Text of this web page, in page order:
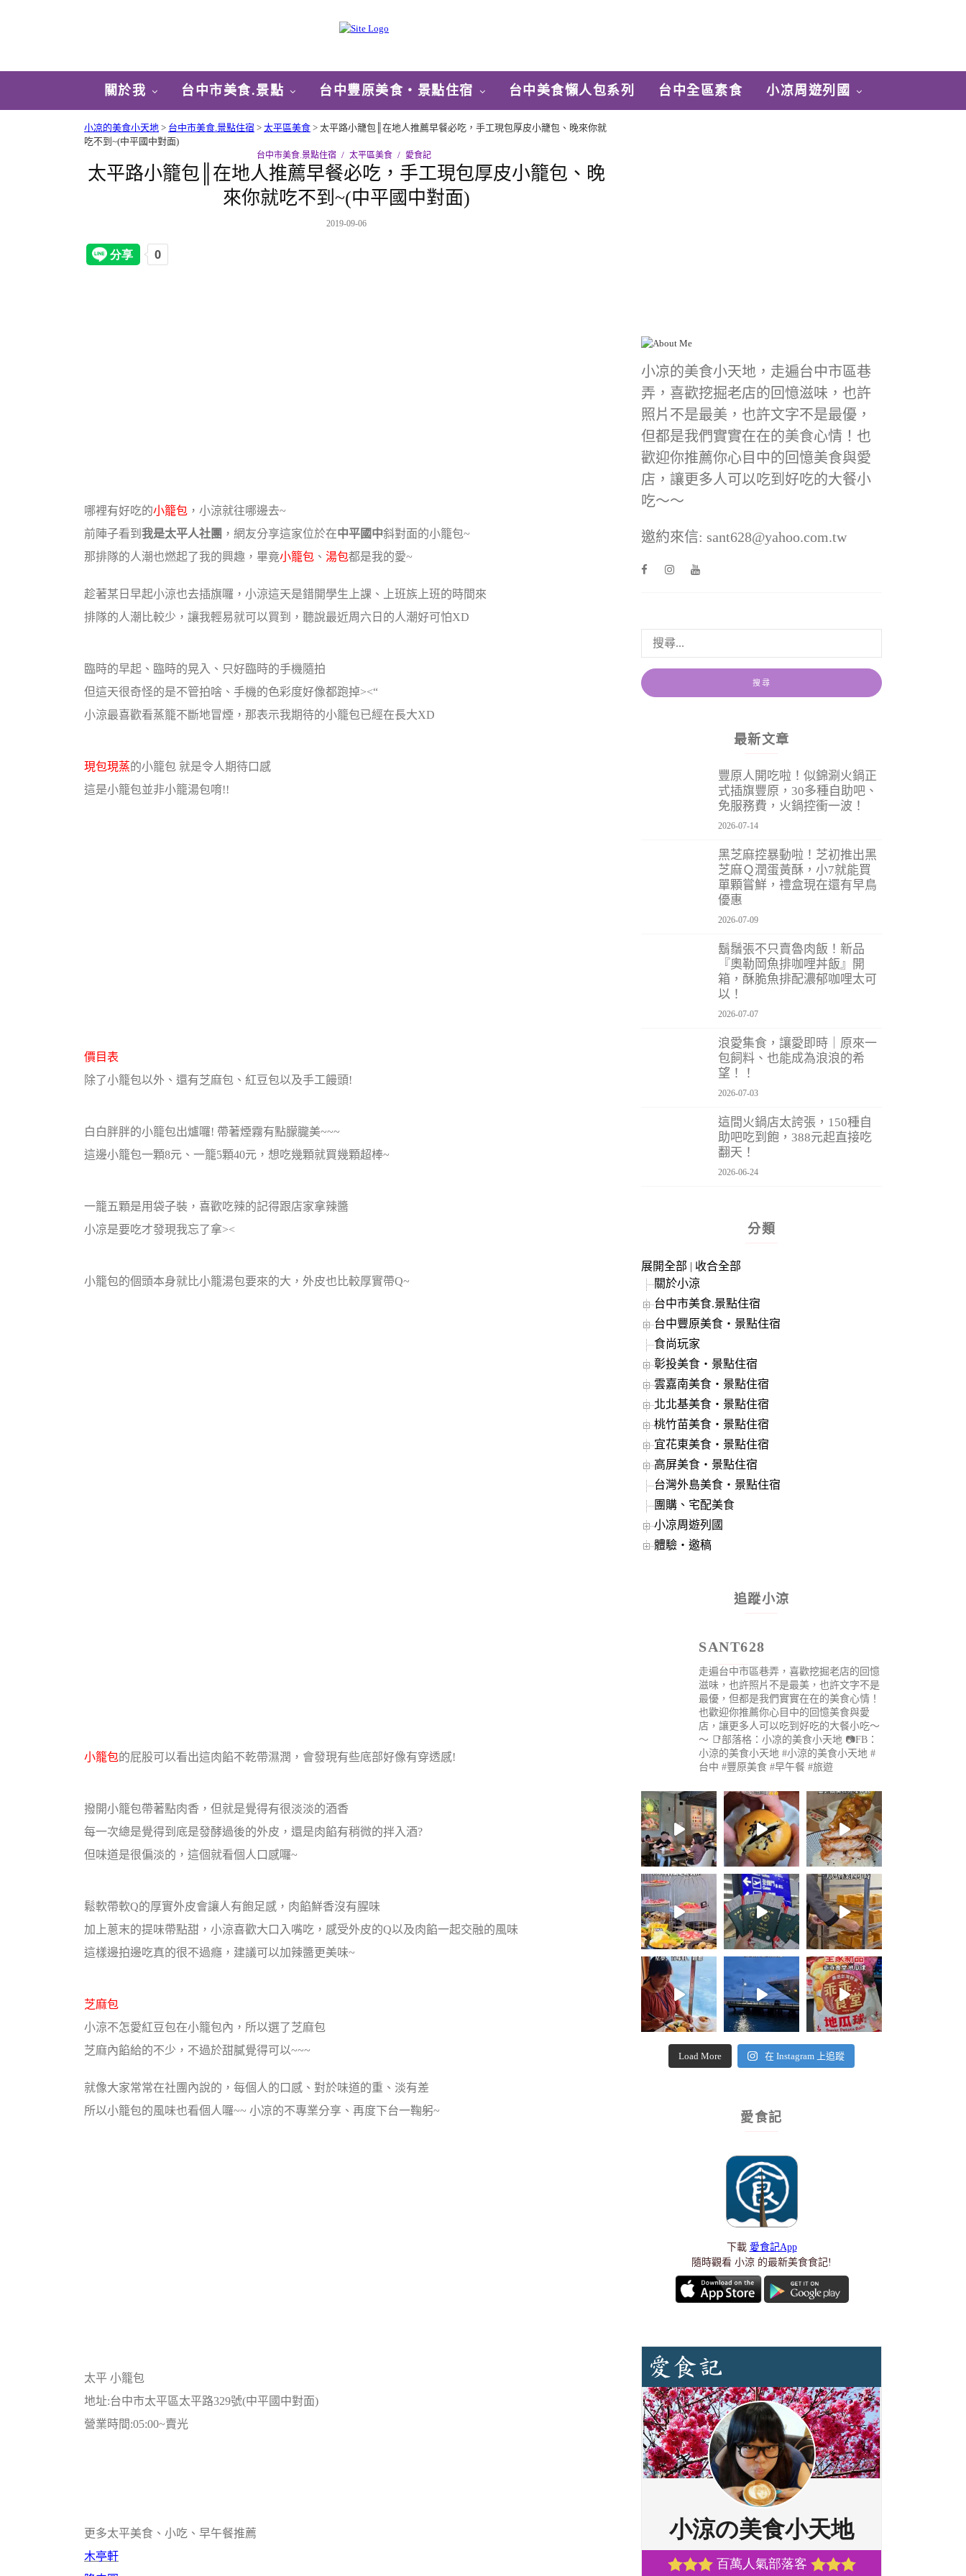
關於我 台中市美食.景點 台中豐原美食‧景點住宿 台中美食懶人包系列 台中全區素食 小凉周遊列國
小凉的美食小天地 > 台中市美食.景點住宿 > 太平區美食 > 太平路小籠包║在地人推薦早餐必吃，手工現包厚皮小籠包、晚來你就
吃不到~(中平國中對面)
台中市美食.景點住宿 太平區美食 愛食記
太平路小籠包║在地人推薦早餐必吃，手工現包厚皮小籠包、晚
來你就吃不到~(中平國中對面)
2019-09-06
哪裡有好吃的小籠包 ，小涼就往哪邊去~
前陣子看到 我是太平人社團 ，網友分享這家位於在中平國中斜對面的小籠包~
那排隊的人潮也燃起了我的興趣，畢竟小籠包 、 湯包都是我的愛~
趁著某日早起小涼也去插旗囉，小涼這天是錯開學生上課、上班族上班的時間來
排隊的人潮比較少，讓我輕易就可以買到，聽說最近周六日的人潮好可怕XD
臨時的早起、臨時的晃入、只好臨時的手機隨拍
但這天很奇怪的是不管拍啥、手機的色彩度好像都跑掉><“
小涼最喜歡看蒸籠不斷地冒煙，那表示我期待的小籠包已經在長大XD
現包現蒸的小籠包 就是令人期待口感
這是小籠包並非小籠湯包唷!!
價目表
除了小籠包以外、還有芝麻包、紅豆包以及手工饅頭!
白白胖胖的小籠包出爐囉! 帶著煙霧有點朦朧美~~~
這邊小籠包一顆8元、一籠5顆40元，想吃幾顆就買幾顆超棒~
一籠五顆是用袋子裝，喜歡吃辣的記得跟店家拿辣醬
小凉是要吃才發現我忘了拿><
小籠包的個頭本身就比小籠湯包要來的大，外皮也比較厚實帶Q~
小籠包的屁股可以看出這肉餡不乾帶濕潤，會發現有些底部好像有穿透感!
撥開小籠包帶著點肉香，但就是覺得有很淡淡的酒香
每一次總是覺得到底是發酵過後的外皮，還是肉餡有稍微的拌入酒?
但味道是很偏淡的，這個就看個人口感囉~
鬆軟帶軟Q的厚實外皮會讓人有飽足感，肉餡鮮香沒有腥味
加上蔥末的提味帶點甜，小涼喜歡大口入嘴吃，感受外皮的Q以及肉餡一起交融的風味
這樣邊拍邊吃真的很不過癮，建議可以加辣醬更美味~
芝麻包
小涼不怎愛紅豆包在小籠包內，所以選了芝麻包
芝麻內餡給的不少，不過於甜膩覺得可以~~~
就像大家常常在社團內說的，每個人的口感、對於味道的重、淡有差
所以小籠包的風味也看個人囉~~ 小凉的不專業分享、再度下台一鞠躬~
太平 小籠包
地址:台中市太平區太平路329號(中平國中對面)
營業時間:05:00~賣光
更多太平美食、小吃、早午餐推薦
木亭軒
小凉的美食小天地，走遍台中市區巷
弄，喜歡挖掘老店的回憶滋味，也許
照片不是最美，也許文字不是最優，
但都是我們實實在在的美食心情！也
歡迎你推薦你心目中的回憶美食與愛
店，讓更多人可以吃到好吃的大餐小
吃～～
邀約來信: sant628@yahoo.com.tw
最新文章
豐原人開吃啦！似錦涮火鍋正
式插旗豐原，30多種自助吧、
免服務費，火鍋控衝一波！
2026-07-14
黑芝麻控暴動啦！芝初推出黑
芝麻Ｑ潤蛋黃酥，小7就能買
單顆嘗鮮，禮盒現在還有早鳥
優惠
2026-07-09
鬍鬚張不只賣魯肉飯！新品
『奧勒岡魚排咖哩丼飯』開
箱，酥脆魚排配濃郁咖哩太可
以！
2026-07-07
浪愛集食，讓愛即時｜原來一
包飼料、也能成為浪浪的希
望！！
2026-07-03
這間火鍋店太誇張，150種自
助吧吃到飽，388元起直接吃
翻天！
2026-06-24
分類
展開全部 | 收合全部
關於小涼
台中市美食.景點住宿
台中豐原美食‧景點住宿
食尚玩家
彰投美食‧景點住宿
雲嘉南美食‧景點住宿
北北基美食‧景點住宿
桃竹苗美食‧景點住宿
宜花東美食‧景點住宿
高屏美食‧景點住宿
台灣外島美食‧景點住宿
團購、宅配美食
小凉周遊列國
體驗‧邀稿
追蹤小涼
SANT628
走遍台中市區巷弄，喜歡挖掘老店的回憶
滋味，也許照片不是最美，也許文字不是
最優，但都是我們實實在在的美食心情！
也歡迎你推薦你心目中的回憶美食與愛
店，讓更多人可以吃到好吃的大餐小吃～
～ 📑部落格：小凉的美食小天地 📷FB：
小涼的美食小天地 #小涼的美食小天地 #
台中 #豐原美食 #早午餐 #旅遊
Load More 在 Instagram 上追蹤
愛食記
下載 愛食記App
隨時觀看 小涼 的最新美食食記!